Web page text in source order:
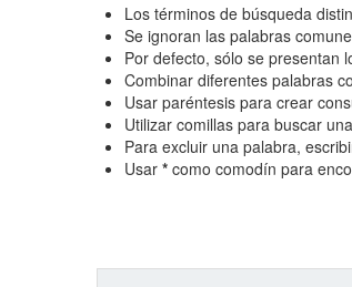
De
Hasta
Términos de indexación
Disciplinas
Los términos de búsqueda
Se ignoran las palabras
Por defecto, sólo se presentan
Combinar diferentes palabras
Usar paréntesis para crear
Utilizar comillas para buscar
Para excluir una palabra,
Usar * como comodín para